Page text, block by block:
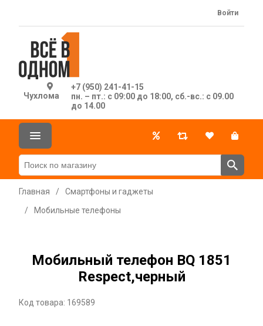
Чухлома
+7 (950) 241-41-15
пн. – пт.: с 09:00 до 18:00, сб.-вс.: с 09.00
до 14.00
Войти
Главная /
Смартфоны и гаджеты
/
Мобильные телефоны
Мобильный телефон BQ 1851
Respect,черный
Код товара: 169589